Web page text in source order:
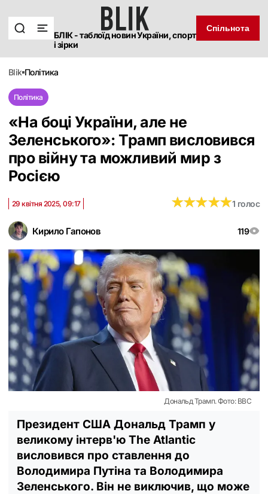
БЛІК - таблоїд новин України, спорт
і зірки
Спільнота
blik політика
Політика
«На боці України, але не
Зеленського»: Трамп висловився
про війну та можливий мир з
Росією
Кирило Гапонов 119
29 квітня 2025, 09:17 ★★★★★
★★★★★1 голос
Дональд Трамп. Фото: BBC
Президент США Дональд Трамп у
великому інтерв'ю The Atlantic
висловився про ставлення до
Володимира Путіна та Володимира
Зеленського. Він не виключив, що може